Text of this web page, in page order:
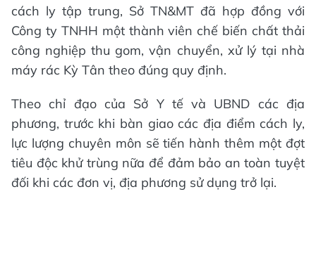
cách ly tập trung, Sở TN&MT đã hợp đồng với
Công ty TNHH một thành viên chế biến chất thải
công nghiệp thu gom, vận chuyển, xử lý tại nhà
máy rác Kỳ Tân theo đúng quy định.
Theo chỉ đạo của Sở Y tế và UBND các địa
phương, trước khi bàn giao các địa điểm cách ly,
lực lượng chuyên môn sẽ tiến hành thêm một đợt
tiêu độc khử trùng nữa để đảm bảo an toàn tuyệt
đối khi các đơn vị, địa phương sử dụng trở lại.